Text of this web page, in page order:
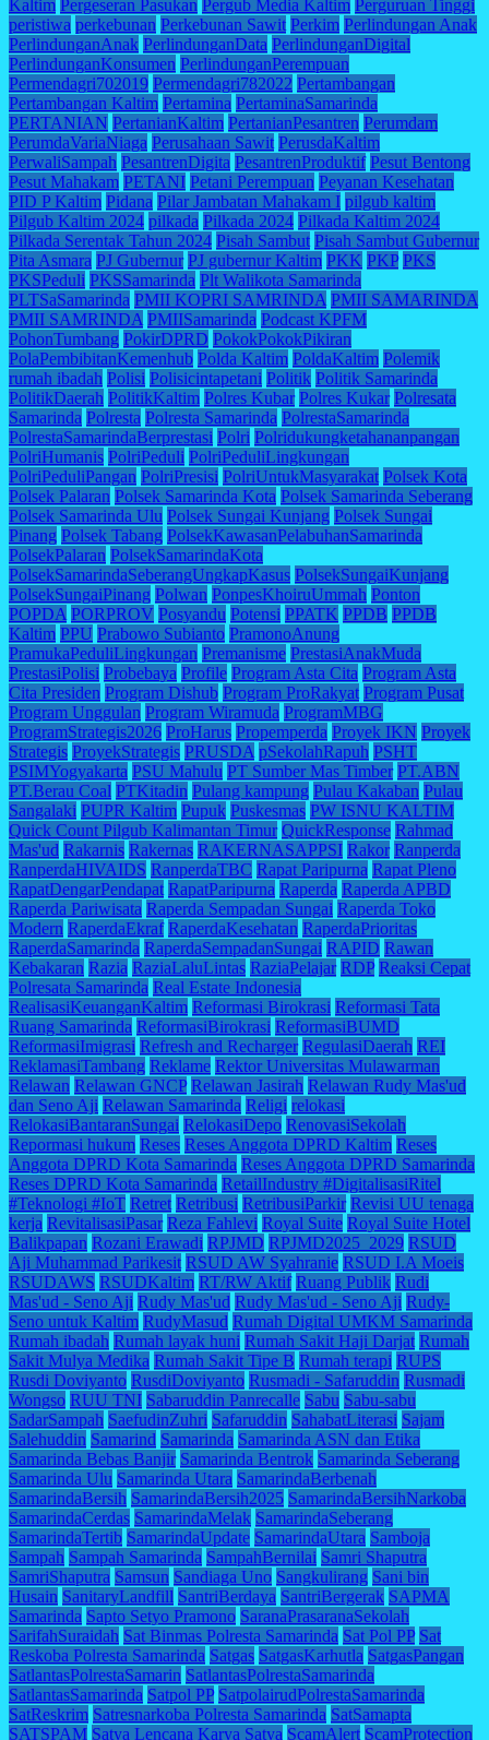
Kaltim Pergeseran Pasukan Pergub Media Kaltim Perguruan Tinggi
peristiwa perkebunan Perkebunan Sawit Perkim Perlindungan Anak
PerlindunganAnak PerlindunganData PerlindunganDigital
PerlindunganKonsumen PerlindunganPerempuan
Permendagri702019 Permendagri782022 Pertambangan
Pertambangan Kaltim Pertamina PertaminaSamarinda
PERTANIAN PertanianKaltim PertanianPesantren Perumdam
PerumdaVariaNiaga Perusahaan Sawit PerusdaKaltim
PerwaliSampah PesantrenDigita PesantrenProduktif Pesut Bentong
Pesut Mahakam PETANI Petani Perempuan Peyanan Kesehatan
PID P Kaltim Pidana Pilar Jambatan Mahakam I pilgub kaltim
Pilgub Kaltim 2024 pilkada Pilkada 2024 Pilkada Kaltim 2024
Pilkada Serentak Tahun 2024 Pisah Sambut Pisah Sambut Gubernur
Pita Asmara PJ Gubernur PJ gubernur Kaltim PKK PKP PKS
PKSPeduli PKSSamarinda Plt Walikota Samarinda
PLTSaSamarinda PMII KOPRI SAMRINDA PMII SAMARINDA
PMII SAMRINDA PMIISamarinda Podcast KPFM
PohonTumbang PokirDPRD PokokPokokPikiran
PolaPembibitanKemenhub Polda Kaltim PoldaKaltim Polemik
rumah ibadah Polisi Polisicintapetani Politik Politik Samarinda
PolitikDaerah PolitikKaltim Polres Kubar Polres Kukar Polresata
Samarinda Polresta Polresta Samarinda PolrestaSamarinda
PolrestaSamarindaBerprestasi Polri Polridukungketahananpangan
PolriHumanis PolriPeduli PolriPeduliLingkungan
PolriPeduliPangan PolriPresisi PolriUntukMasyarakat Polsek Kota
Polsek Palaran Polsek Samarinda Kota Polsek Samarinda Seberang
Polsek Samarinda Ulu Polsek Sungai Kunjang Polsek Sungai
Pinang Polsek Tabang PolsekKawasanPelabuhanSamarinda
PolsekPalaran PolsekSamarindaKota
PolsekSamarindaSeberangUngkapKasus PolsekSungaiKunjang
PolsekSungaiPinang Polwan PonpesKhoiruUmmah Ponton
POPDA PORPROV Posyandu Potensi PPATK PPDB PPDB
Kaltim PPU Prabowo Subianto PramonoAnung
PramukaPeduliLingkungan Premanisme PrestasiAnakMuda
PrestasiPolisi Probebaya Profile Program Asta Cita Program Asta
Cita Presiden Program Dishub Program ProRakyat Program Pusat
Program Unggulan Program Wiramuda ProgramMBG
ProgramStrategis2026 ProHarus Propemperda Proyek IKN Proyek
Strategis ProyekStrategis PRUSDA pSekolahRapuh PSHT
PSIMYogyakarta PSU Mahulu PT Sumber Mas Timber PT.ABN
PT.Berau Coal PTKitadin Pulang kampung Pulau Kakaban Pulau
Sangalaki PUPR Kaltim Pupuk Puskesmas PW ISNU KALTIM
Quick Count Pilgub Kalimantan Timur QuickResponse Rahmad
Mas'ud Rakarnis Rakernas RAKERNASAPPSI Rakor Ranperda
RanperdaHIVAIDS RanperdaTBC Rapat Paripurna Rapat Pleno
RapatDengarPendapat RapatParipurna Raperda Raperda APBD
Raperda Pariwisata Raperda Sempadan Sungai Raperda Toko
Modern RaperdaEkraf RaperdaKesehatan RaperdaPrioritas
RaperdaSamarinda RaperdaSempadanSungai RAPID Rawan
Kebakaran Razia RaziaLaluLintas RaziaPelajar RDP Reaksi Cepat
Polresata Samarinda Real Estate Indonesia
RealisasiKeuanganKaltim Reformasi Birokrasi Reformasi Tata
Ruang Samarinda ReformasiBirokrasi ReformasiBUMD
ReformasiImigrasi Refresh and Recharger RegulasiDaerah REI
ReklamasiTambang Reklame Rektor Universitas Mulawarman
Relawan Relawan GNCP Relawan Jasirah Relawan Rudy Mas'ud
dan Seno Aji Relawan Samarinda Religi relokasi
RelokasiBantaranSungai RelokasiDepo RenovasiSekolah
Repormasi hukum Reses Reses Anggota DPRD Kaltim Reses
Anggota DPRD Kota Samarinda Reses Anggota DPRD Samarinda
Reses DPRD Kota Samarinda RetailIndustry #DigitalisasiRitel
#Teknologi #IoT Retret Retribusi RetribusiParkir Revisi UU tenaga
kerja RevitalisasiPasar Reza Fahlevi Royal Suite Royal Suite Hotel
Balikpapan Rozani Erawadi RPJMD RPJMD2025_2029 RSUD
Aji Muhammad Parikesit RSUD AW Syahranie RSUD I.A Moeis
RSUDAWS RSUDKaltim RT/RW Aktif Ruang Publik Rudi
Mas'ud - Seno Aji Rudy Mas'ud Rudy Mas'ud - Seno Aji Rudy-
Seno untuk Kaltim RudyMasud Rumah Digital UMKM Samarinda
Rumah ibadah Rumah layak huni Rumah Sakit Haji Darjat Rumah
Sakit Mulya Medika Rumah Sakit Tipe B Rumah terapi RUPS
Rusdi Doviyanto RusdiDoviyanto Rusmadi - Safaruddin Rusmadi
Wongso RUU TNI Sabaruddin Panrecalle Sabu Sabu-sabu
SadarSampah SaefudinZuhri Safaruddin SahabatLiterasi Sajam
Salehuddin Samarind Samarinda Samarinda ASN dan Etika
Samarinda Bebas Banjir Samarinda Bentrok Samarinda Seberang
Samarinda Ulu Samarinda Utara SamarindaBerbenah
SamarindaBersih SamarindaBersih2025 SamarindaBersihNarkoba
SamarindaCerdas SamarindaMelak SamarindaSeberang
SamarindaTertib SamarindaUpdate SamarindaUtara Samboja
Sampah Sampah Samarinda SampahBernilai Samri Shaputra
SamriShaputra Samsun Sandiaga Uno Sangkulirang Sani bin
Husain SanitaryLandfill SantriBerdaya SantriBergerak SAPMA
Samarinda Sapto Setyo Pramono SaranaPrasaranaSekolah
SarifahSuraidah Sat Binmas Polresta Samarinda Sat Pol PP Sat
Reskoba Polresta Samarinda Satgas SatgasKarhutla SatgasPangan
SatlantasPolrestaSamarin SatlantasPolrestaSamarinda
SatlantasSamarinda Satpol PP SatpolairudPolrestaSamarinda
SatReskrim Satresnarkoba Polresta Samarinda SatSamapta
SATSPAM Satya Lencana Karya Satya ScamAlert ScamProtection